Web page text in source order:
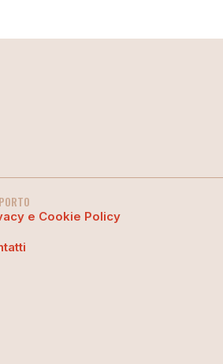
e Cookie Policy